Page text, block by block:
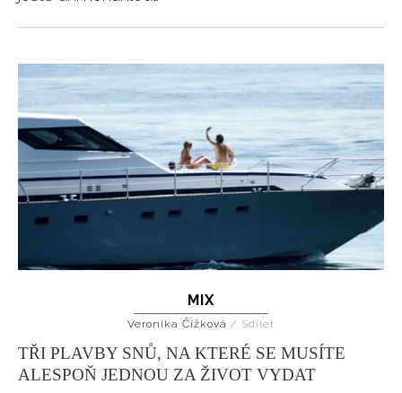
MIX
Veronika Čížková / Sdílet
TŘI PLAVBY SNŮ, NA KTERÉ SE MUSÍTE
ALESPOŇ JEDNOU ZA ŽIVOT VYDAT